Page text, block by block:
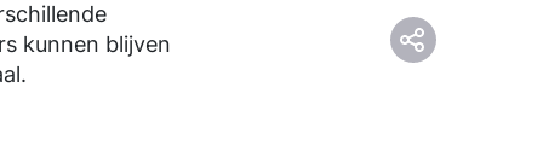
kunnen blijven